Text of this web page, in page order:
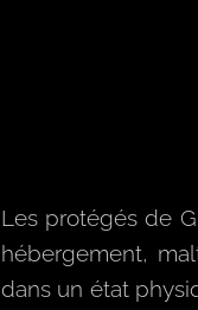
Les protégés de
hébergement,
dans un état